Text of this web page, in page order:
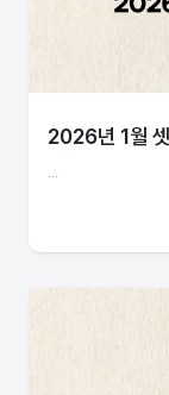
2026년 1월